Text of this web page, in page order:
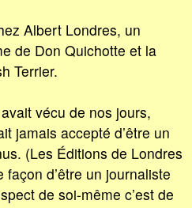
Albert Londres, un
de Don Quichotte et la
Terrier.
vécu de nos jours,
jamais accepté d’être un
(Les Éditions de Londres
d’être un journaliste
de soi-même c’est de